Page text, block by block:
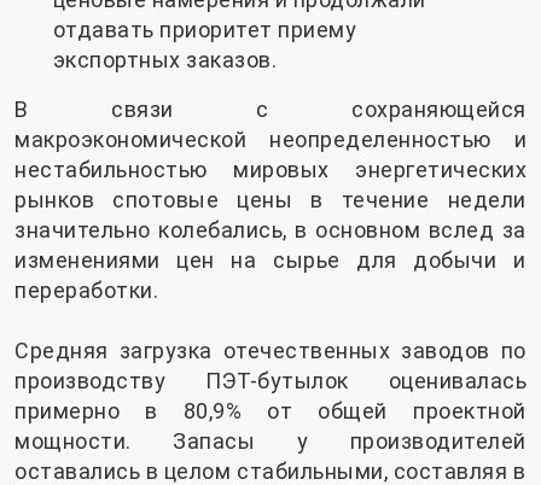
отдавать приоритет приему
экспортных заказов.
В связи с сохраняющейся
макроэкономической неопределенностью и
нестабильностью мировых энергетических
рынков спотовые цены в течение недели
значительно колебались, в основном вслед за
изменениями цен на сырье для добычи и
переработки.
Средняя загрузка отечественных заводов по
производству ПЭТ-бутылок оценивалась
примерно в 80,9% от общей проектной
мощности. Запасы у производителей
оставались в целом стабильными, составляя в